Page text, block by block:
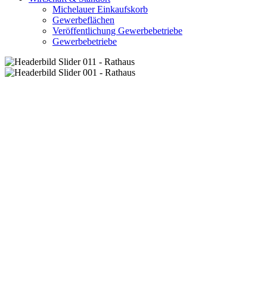
Michelauer Einkaufskorb
Gewerbeflächen
Veröffentlichung Gewerbebetriebe
Gewerbebetriebe